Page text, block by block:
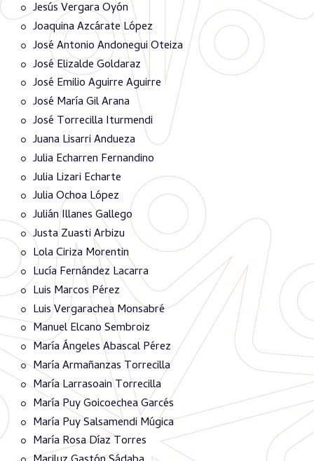
Jesús Vergara Oyón
Joaquina Azcárate López
José Antonio Andonegui Oteiza
José Elizalde Goldaraz
José Emilio Aguirre Aguirre
José María Gil Arana
José Torrecilla Iturmendi
Juana Lisarri Andueza
Julia Echarren Fernandino
Julia Lizari Echarte
Julia Ochoa López
Julián Illanes Gallego
Justa Zuasti Arbizu
Lola Ciriza Morentin
Lucía Fernández Lacarra
Luis Marcos Pérez
Luis Vergarachea Monsabré
Manuel Elcano Sembroiz
María Ángeles Abascal Pérez
María Armañanzas Torrecilla
María Larrasoain Torrecilla
María Puy Goicoechea Garcés
María Puy Salsamendi Múgica
María Rosa Díaz Torres